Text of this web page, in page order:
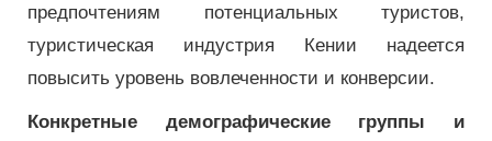
предпочтениям потенциальных туристов,
туристическая индустрия Кении надеется
повысить уровень вовлеченности и конверсии.
Конкретные демографические группы и